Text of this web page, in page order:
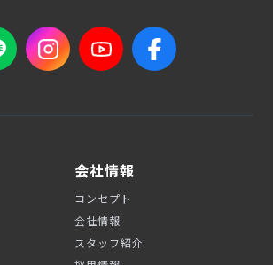
会社情報
コンセプト
会社情報
スタッフ紹介